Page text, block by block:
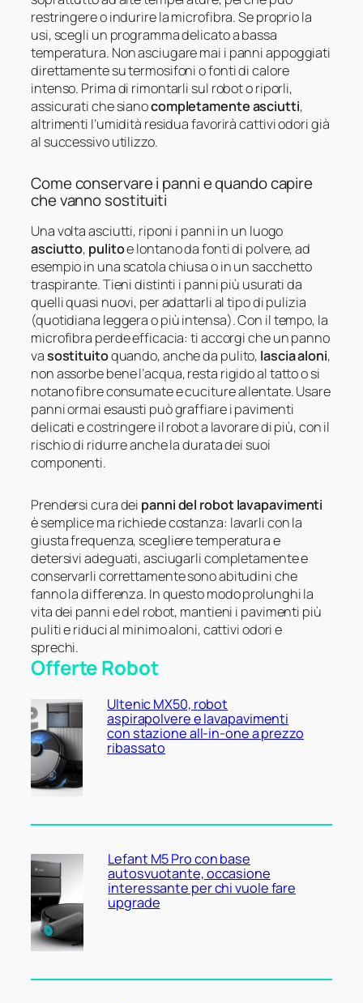
restringere o indurire la microfibra. Se proprio la
usi, scegli un programma delicato a bassa
temperatura. Non asciugare mai i panni appoggiati
direttamente su termosifoni o fonti di calore
intenso. Prima di rimontarli sul robot o riporli,
assicurati che sianocompletamente asciutti,
altrimenti l’umidità residua favorirà cattivi odori già
al successivo utilizzo.
Come conservare i panni e quando capire
che vanno sostituiti
Una volta asciutti, riponi i panni in un luogo
asciutto, pulitoe lontano da fonti di polvere, ad
esempio in una scatola chiusa o in un sacchetto
traspirante. Tieni distinti i panni più usurati da
quelli quasi nuovi, per adattarli al tipo di pulizia
(quotidiana leggera o più intensa). Con il tempo, la
microfibra perde efficacia: ti accorgi che un panno
vasostituitoquando, anche da pulito, lascia aloni,
non assorbe bene l’acqua, resta rigido al tatto o si
notano fibre consumate e cuciture allentate. Usare
panni ormai esausti può graffiare i pavimenti
delicati e costringere il robot a lavorare di più, con il
rischio di ridurre anche la durata dei suoi
componenti.
Prendersi cura dei panni del robot lavapavimenti
è semplice ma richiede costanza: lavarli con la
giusta frequenza, scegliere temperatura e
detersivi adeguati, asciugarli completamente e
conservarli correttamente sono abitudini che
fanno la differenza. In questo modo prolunghi la
vita dei panni e del robot, mantieni i pavimenti più
puliti e riduci al minimo aloni, cattivi odori e
sprechi.
Offerte Robot
Ultenic MX50, robot
aspirapolvere e lavapavimenti
con stazione all-in-one a prezzo
ribassato
Lefant M5 Pro con base
autosvuotante, occasione
interessante per chi vuole fare
upgrade